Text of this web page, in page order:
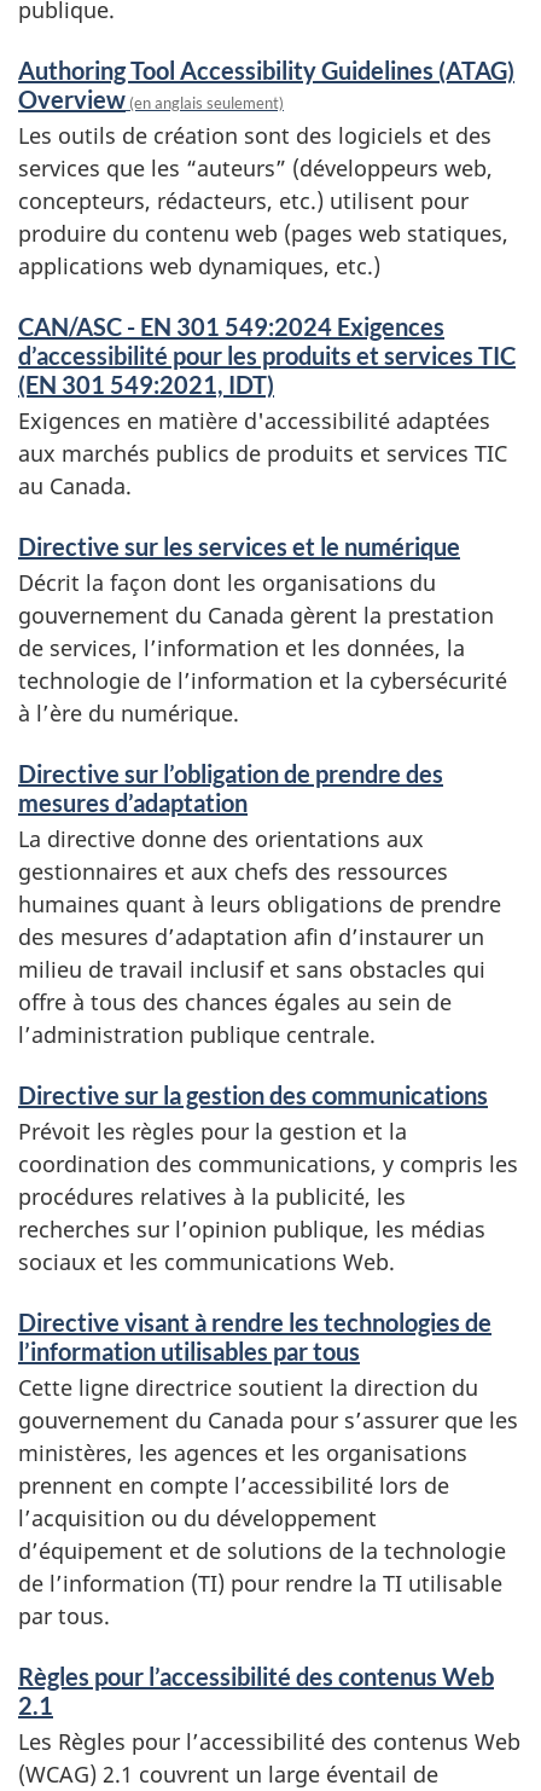
publique.
Authoring Tool Accessibility Guidelines (ATAG)
Overview (en anglais seulement)
Les outils de création sont des logiciels et des
services que les “auteurs” (développeurs web,
concepteurs, rédacteurs, etc.) utilisent pour
produire du contenu web (pages web statiques,
applications web dynamiques, etc.)
CAN/ASC - EN 301 549:2024 Exigences
d’accessibilité pour les produits et services TIC
(EN 301 549:2021, IDT)
Exigences en matière d'accessibilité adaptées
aux marchés publics de produits et services TIC
au Canada.
Directive sur les services et le numérique
Décrit la façon dont les organisations du
gouvernement du Canada gèrent la prestation
de services, l’information et les données, la
technologie de l’information et la cybersécurité
à l’ère du numérique.
Directive sur l’obligation de prendre des
mesures d’adaptation
La directive donne des orientations aux
gestionnaires et aux chefs des ressources
humaines quant à leurs obligations de prendre
des mesures d’adaptation afin d’instaurer un
milieu de travail inclusif et sans obstacles qui
offre à tous des chances égales au sein de
l’administration publique centrale.
Directive sur la gestion des communications
Prévoit les règles pour la gestion et la
coordination des communications, y compris les
procédures relatives à la publicité, les
recherches sur l’opinion publique, les médias
sociaux et les communications Web.
Directive visant à rendre les technologies de
l’information utilisables par tous
Cette ligne directrice soutient la direction du
gouvernement du Canada pour s’assurer que les
ministères, les agences et les organisations
prennent en compte l’accessibilité lors de
l’acquisition ou du développement
d’équipement et de solutions de la technologie
de l’information (TI) pour rendre la TI utilisable
par tous.
Règles pour l’accessibilité des contenus Web
2.1
Les Règles pour l’accessibilité des contenus Web
(WCAG) 2.1 couvrent un large éventail de